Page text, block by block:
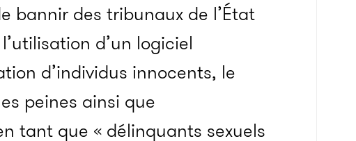
bannir des tribunaux de l’État
d’un logiciel
d’individus innocents, le
peines ainsi que
tant que « délinquants sexuels